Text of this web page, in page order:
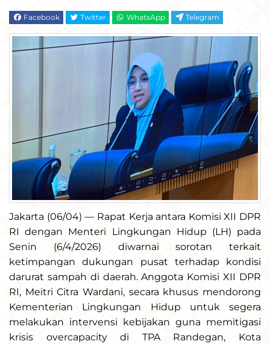
Facebook Twitter WhatsApp Telegram
Jakarta (06/04) — Rapat Kerja antara Komisi XII DPR
RI dengan Menteri Lingkungan Hidup (LH) pada
Senin (6/4/2026) diwarnai sorotan terkait
ketimpangan dukungan pusat terhadap kondisi
darurat sampah di daerah. Anggota Komisi XII DPR
RI, Meitri Citra Wardani, secara khusus mendorong
Kementerian Lingkungan Hidup untuk segera
melakukan intervensi kebijakan guna memitigasi
krisis overcapacity di TPA Randegan, Kota